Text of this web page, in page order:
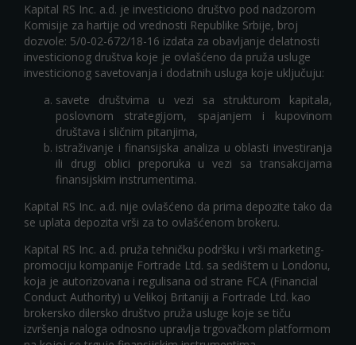
Kapital RS Inc. a.d. je investiciono društvo pod nadzorom
Komisije za hartije od vrednosti Republike Srbije, broj
dozvole: 5/0-02-672/18-16 izdata za obavljanje delatnosti
investicionog društva koje je ovlašćeno da pruža usluge
investicionog savetovanja i dodatnih usluga koje uključuju:
savete društvima u vezi sa strukturom kapitala,
poslovnom strategijom, spajanjem i kupovinom
društava i sličnim pitanjima,
istraživanje i finansijska analiza u oblasti investiranja
ili drugi oblici preporuka u vezi sa transakcijama
finansijskim instrumentima.
Kapital RS Inc. a.d. nije ovlašćeno da prima depozite tako da
se uplata depozita vrši za to ovlašćenom brokeru.
Kapital RS Inc. a.d. pruža tehničku podršku i vrši marketing-
promociju kompanije Fortrade Ltd. sa sedištem u Londonu,
koja je autorizovana i regulisana od strane FCA (Financial
Conduct Authority) u Velikoj Britaniji a Fortrade Ltd. kao
brokersko dilersko društvo pruža usluge koje se tiču
izvršenja naloga odnosno upravlja trgovačkom platformom